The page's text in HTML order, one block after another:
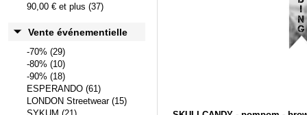
90,00 € et plus (37)
Vente événementielle
-70% (29)
-80% (10)
-90% (18)
ESPERANDO (61)
LONDON Streetwear (15)